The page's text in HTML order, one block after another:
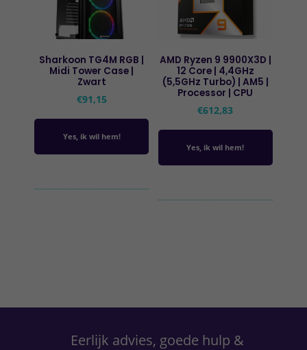
Sharkoon TG4M RGB |
Midi Tower Case |
Zwart
€91,15
Yes, ik wil hem!
AMD Ryzen 9 9900X3D |
12 Core | 4,4GHz
(5,5GHz Turbo) | AM5 |
Processor | CPU
€612,83
Yes, ik wil hem!
Primaire
Eerlijk advies, goede hulp &